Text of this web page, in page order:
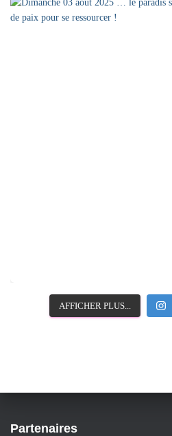
AFFICHER PLUS...
Partenaires